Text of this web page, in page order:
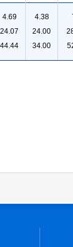
4.69
24.07
44.44
4.38
24.00
34.00